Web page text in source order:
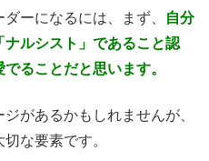
ーになるには、まず、
自分
ルシスト」であること認
ることだと思います。
があるかもしれませんが、
な要素です。